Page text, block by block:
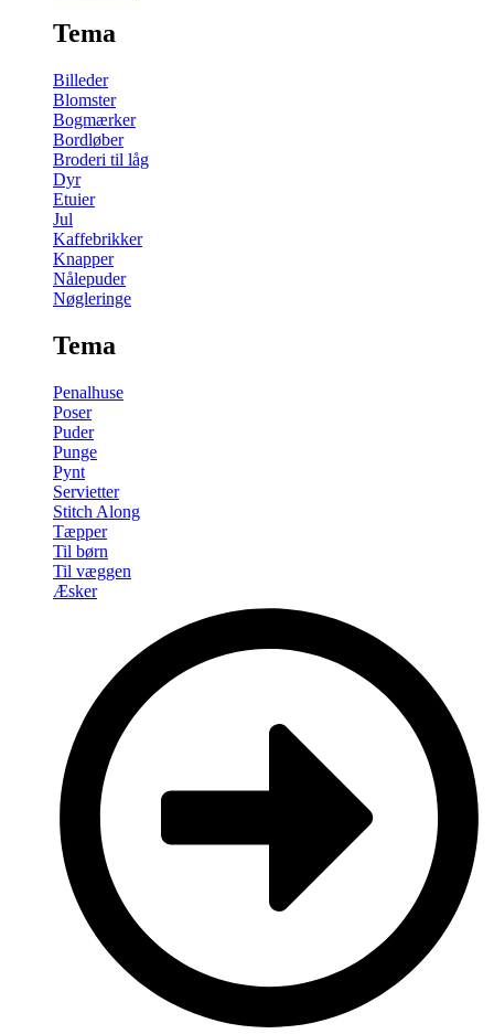
Tema
Billeder
Blomster
Bogmærker
Bordløber
Broderi til låg
Dyr
Etuier
Jul
Kaffebrikker
Knapper
Nålepuder
Nøgleringe
Tema
Penalhuse
Poser
Puder
Punge
Pynt
Servietter
Stitch Along
Tæpper
Til børn
Til væggen
Æsker